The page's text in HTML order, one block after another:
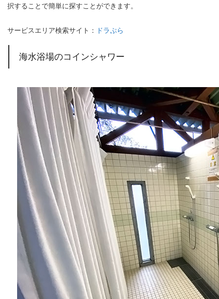
択することで簡単に探すことができます。
サービスエリア検索サイト： ドラぷら
海水浴場のコインシャワー